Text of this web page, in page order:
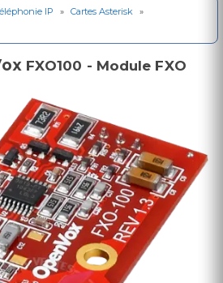
IP » Cartes Asterisk »
FXO100 - Module FXO